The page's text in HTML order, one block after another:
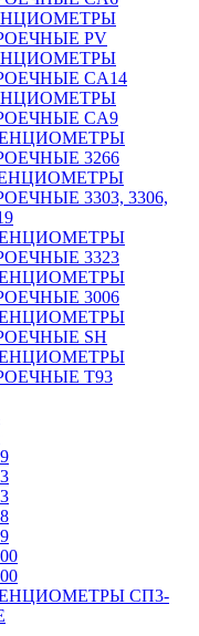
PV
CA14
CA9
3266
3303, 3306,
3323
3006
SH
Т93
СП3-